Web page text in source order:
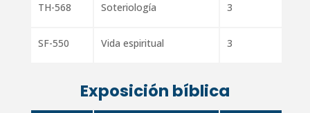
TH-568 Soteriología 3
SF-550 Vida espiritual 3
Exposición bíblica